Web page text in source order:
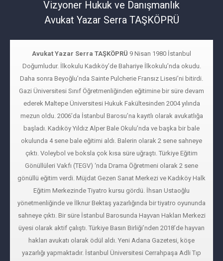
Vizyoner Hukuk ve Danışmanlık
Avukat Yazar Serra TAŞKÖPRÜ
Avukat Yazar Serra TAŞKÖPRÜ
9 Nisan 1980 İstanbul
Doğumludur. İlkokulu Kadıköy’de Bahariye İlkokulu’nda okudu.
Daha sonra Beyoğlu’nda Sainte Pulcherie Fransız Lisesi’ni bitirdi.
Gazi Üniversitesi Sınıf Öğretmenliğinden eğitimine bir süre devam
ederek Maltepe Üniversitesi Hukuk Fakültesinden 2004 yılında
mezun oldu. 2006’da İstanbul Barosu’na kayıtlı olarak avukatlığa
başladı. Kadıköy Yıldız Alper Bale Okulu’nda ve başka bir bale
okulunda 4 sene bale eğitimi aldı. Balerin olarak 2 sene sahneye
çıktı. Voleybol ve boksla çok kısa süre uğraştı. Türkiye Eğitim
Gönüllüleri Vakfı (TEGV) ‘nda Drama Öğretmeni olarak 2 sene
gönüllü eğitim verdi. Müjdat Gezen Sanat Merkezi ve Kadıköy Halk
Eğitim Merkezinde Tiyatro kursu gördü. İhsan Ustaoğlu
yönetmenliğinde ve İlknur Bektaş yazarlığında bir tiyatro oyununda
sahneye çıktı. Bir süre İstanbul Barosunda Hayvan Hakları Merkezi